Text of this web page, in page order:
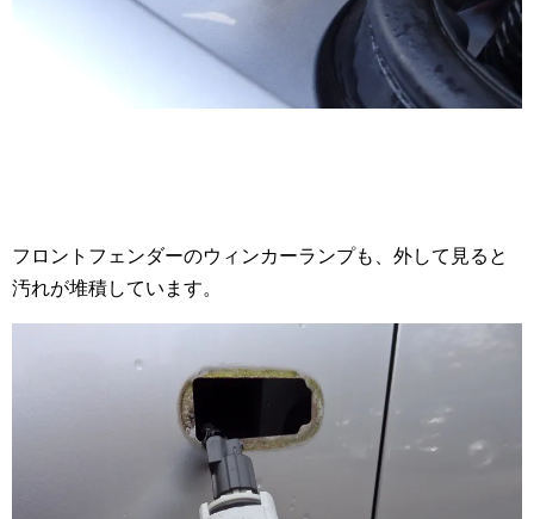
フロントフェンダーのウィンカーランプも、外して見ると
汚れが堆積しています。